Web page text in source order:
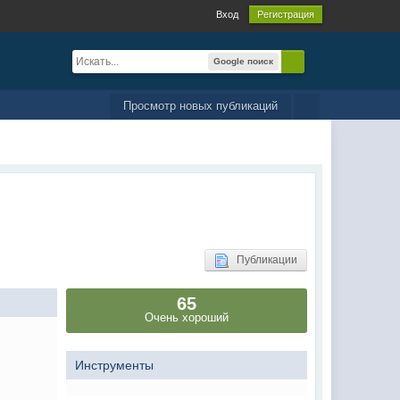
Вход Регистрация
Google поиск
Просмотр новых публикаций
Публикации
65
Очень хороший
Инструменты